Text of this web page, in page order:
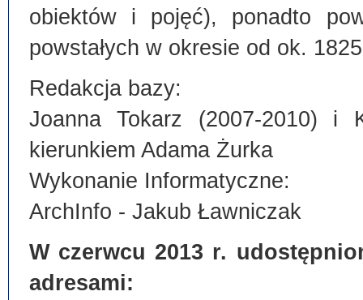
obiektów i pojęć), ponadto
powstałych w okresie od ok.
Redakcja bazy:
Joanna Tokarz (2007-2010) i
kierunkiem Adama Żurka
Wykonanie Informatyczne:
ArchInfo - Jakub Ławniczak
W czerwcu 2013 r.
adresami: